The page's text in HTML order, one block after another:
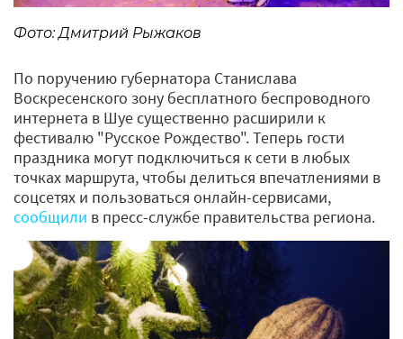
Фото: Дмитрий Рыжаков
По поручению губернатора Станислава
Воскресенского зону бесплатного беспроводного
интернета в Шуе существенно расширили к
фестивалю "Русское Рождество". Теперь гости
праздника могут подключиться к сети в любых
точках маршрута, чтобы делиться впечатлениями в
соцсетях и пользоваться онлайн-сервисами,
сообщили в пресс-службе правительства региона.